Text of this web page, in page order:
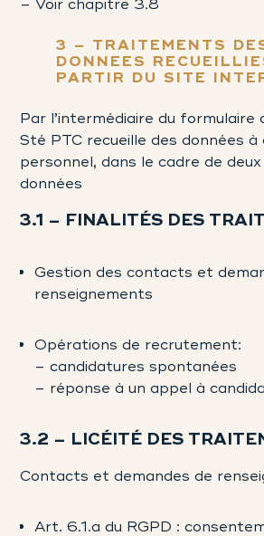
– Voir chapitre 3.8
3 – TRAITEMENTS
DONNEES
PARTIR DU SITE
Par l’intermédiaire du formulaire
Sté PTC recueille des données
personnel, dans le cadre de
données
3.1 – FINALITÉS DES
Gestion des contacts et
renseignements
Opérations de recrutement:
– candidatures spontanées
– réponse à un appel à
3.2 – LICÉITÉ DES
Contacts et demandes de
Art. 6.1.a du RGPD :